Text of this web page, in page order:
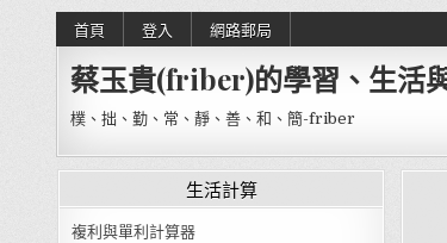
Skip to content
首頁 登入 網路郵局
蔡玉貴(friber)的學習、生活
樸、拙、勤、常、靜、善、和、簡-friber
生活計算
複利與單利計算器